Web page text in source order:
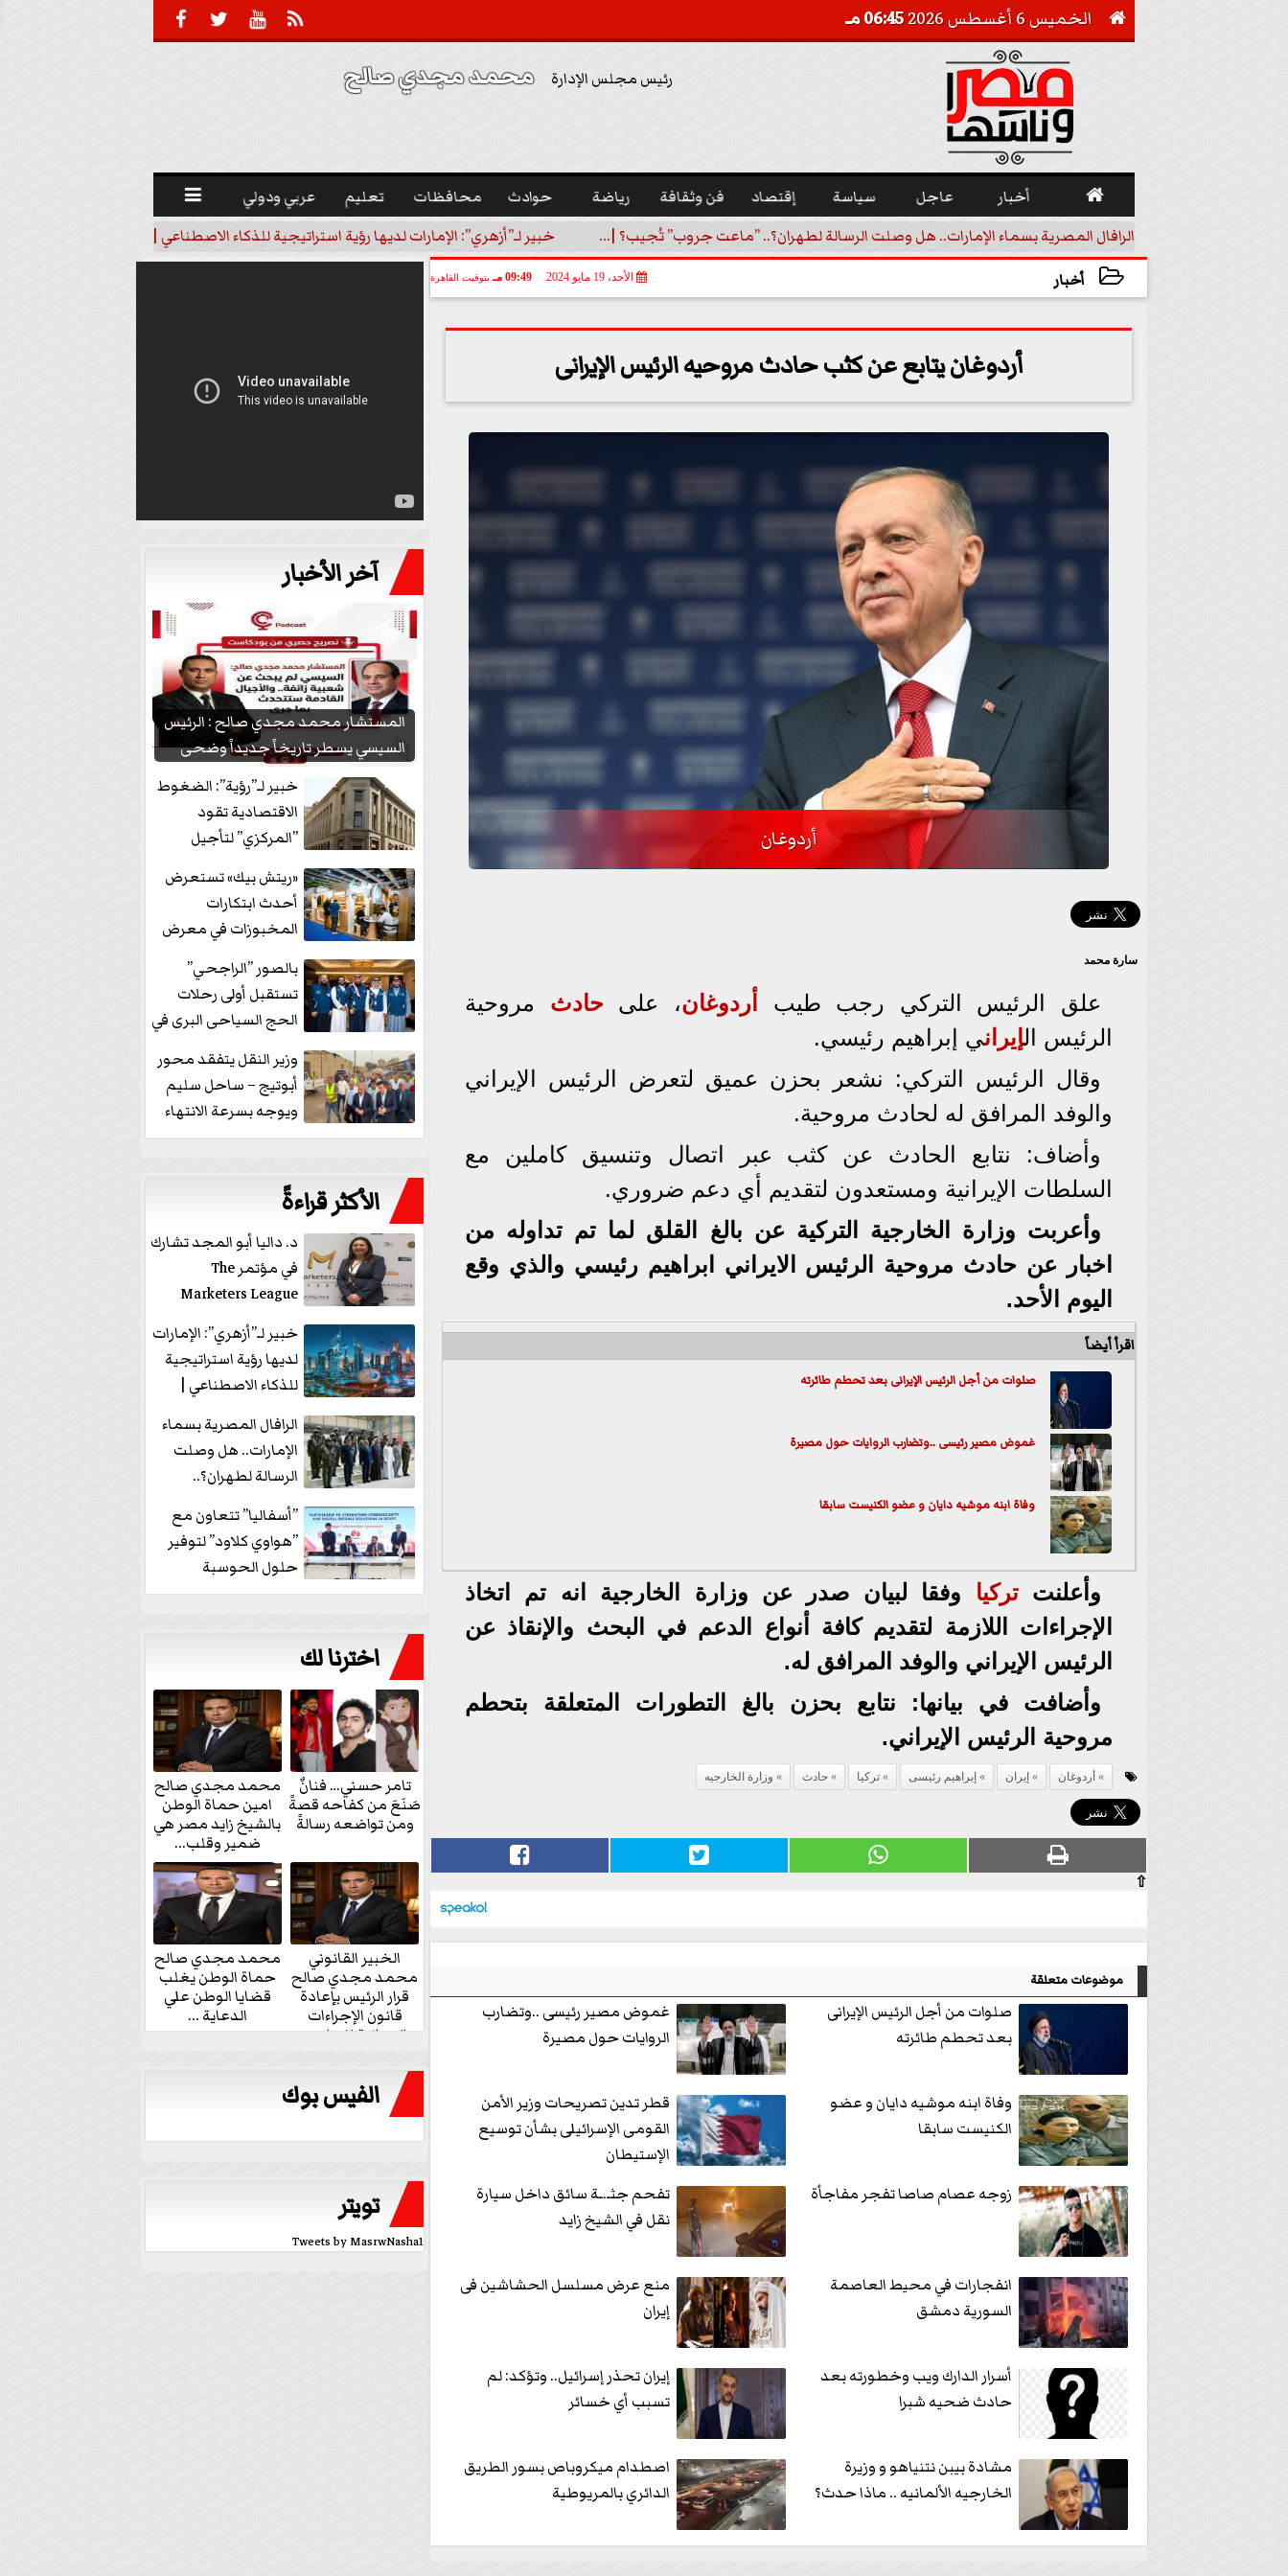
  

 الخميس 6 أغسطس 2026 06:45 مـ
رئيس مجلس الإدارة محمد مجدي صالح
 أخبار عاجل سياسة إقتصاد فن وثقافة رياضة حوادث محافظات تعليم عربي ودولي 
الرافال المصرية بسماء الإمارات.. هل وصلت الرسالة لطهران؟.. ”ماعت جروب” تُجيب؟ |... خبير لـ”أزهري”: الإمارات لديها رؤية استراتيجية للذكاء الاصطناعي | فيديو
أخبار الأحد، 19 مايو 2024 09:49 مـ بتوقيت القاهرة
أردوغان يتابع عن كثب حادث مروحيه الرئيس الإيرانى
أردوغان
سارة محمد
علق الرئيس التركي رجب طيب أردوغان، على حادث مروحية
الرئيس الإيراني إبراهيم رئيسي.
وقال الرئيس التركي: نشعر بحزن عميق لتعرض الرئيس الإيراني
والوفد المرافق له لحادث مروحية.
وأضاف: نتابع الحادث عن كثب عبر اتصال وتنسيق كاملين مع
السلطات الإيرانية ومستعدون لتقديم أي دعم ضروري.
وأعربت وزارة الخارجية التركية عن بالغ القلق لما تم تداوله من
اخبار عن حادث مروحية الرئيس الايراني ابراهيم رئيسي والذي وقع
اليوم الأحد.
اقرأ أيضاً
صلوات من أجل الرئيس الإيرانى بعد تحطم طائرته
غموض مصير رئيسى ..وتضارب الروايات حول مصيرة
وفاة ابنه موشيه دايان و عضو الكنيست سابقا
وأعلنتتركيا وفقا لبيان صدر عن وزارة الخارجية انه تم اتخاذ
الإجراءات اللازمة لتقديم كافة أنواع الدعم في البحث والإنقاذ عن
الرئيس الإيراني والوفد المرافق له.
وأضافت في بيانها: نتابع بحزن بالغ التطورات المتعلقة بتحطم
مروحية الرئيس الإيراني.
أردوغان إيران إبراهيم رئيسى تركيا حادث وزارة الخارجيه
⇧
موضوعات متعلقة
صلوات من أجل الرئيس الإيرانى
بعد تحطم طائرته
غموض مصير رئيسى ..وتضارب
الروايات حول مصيرة
وفاة ابنه موشيه دايان و عضو
الكنيست سابقا
قطر تدين تصريحات وزير الأمن
القومى الإسرائيلى بشأن توسيع
الإستيطان
زوجه عصام صاصا تفجر مفاجأة
تفحم جثـ.ـة سائق داخل سيارة
نقل في الشيخ زايد
انفجارات في محيط العاصمة
السورية دمشق
منع عرض مسلسل الحشاشين فى
إيران
أسرار الدارك ويب وخطورته بعد
حادث ضحيه شبرا
إيران تحذر إسرائيل.. وتؤكد: لم
تسبب أي خسائر
مشادة بيبن نتنياهو و وزيرة
الخارجيه الألمانيه .. ماذا حدث؟
اصطدام ميكروباص بسور الطريق
الدائري بالمريوطية
آخر الأخبار
المستشار محمد مجدي صالح : الرئيس
السيسي يسطر تاريخاً جديداً وضحى
بشعبيته...
خبير لـ”رؤية”: الضغوط
الاقتصادية تقود
”المركزي” لتأجيل
«ريتش بيك» تستعرض
أحدث ابتكارات
المخبوزات في معرض
منتجات...
بالصور ”الراجحي”
تستقبل أولى رحلات
الحج السياحى البرى في
وزير النقل يتفقد محور
أبوتيج – ساحل سليم
ويوجه بسرعة الانتهاء
من...
الأكثر قراءةً
د. داليا أبو المجد تشارك
في مؤتمر The
Marketers League
وتدير جلسة...
خبير لـ”أزهري”: الإمارات
لديها رؤية استراتيجية
للذكاء الاصطناعي |
الرافال المصرية بسماء
الإمارات.. هل وصلت
الرسالة لطهران؟..
”ماعت جروب” تُجيب؟
|...
”أسفاليا” تتعاون مع
”هواوي كلاود” لتوفير
حلول الحوسبة
السحابية والأمن
اخترنا لك
تامر حسني… فنانٌ
صَنَعَ من كفاحه قصةً
ومن تواضعه رسالةً
محمد مجدي صالح
امين حماة الوطن
بالشيخ زايد مصر هي
ضمير وقلب...
الخبير القانوني
محمد مجدي صالح
قرار الرئيس بإعادة
قانون الإجراءات
الجنائية للنواب...
محمد مجدي صالح
حماة الوطن يغلب
قضايا الوطن علي
الدعاية ...
الفيس بوك
تويتر
Tweets by MasrwNasha1